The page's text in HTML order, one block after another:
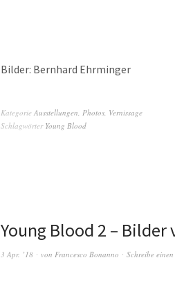
Bilder: Bernhard Ehrminger
Kategorie Ausstellungen, Photos, Vernissage
Schlagwörter Young Blood
Young Blood 2 – Bilder
3 Apr. ’18 von Francesco Bonanno Schreibe